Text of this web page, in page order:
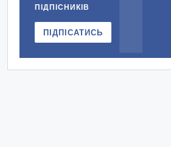
ПІДПІСНИКІВ
ПІДПІСАТИСЬ